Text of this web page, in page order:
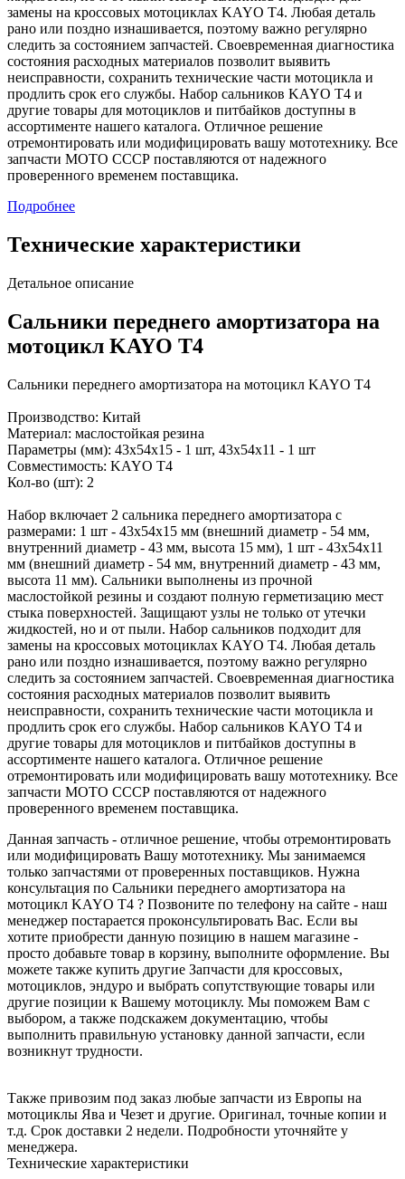
замены на кроссовых мотоциклах KAYO T4. Любая деталь
рано или поздно изнашивается, поэтому важно регулярно
следить за состоянием запчастей. Своевременная диагностика
состояния расходных материалов позволит выявить
неисправности, сохранить технические части мотоцикла и
продлить срок его службы. Набор сальников KAYO T4 и
другие товары для мотоциклов и питбайков доступны в
ассортименте нашего каталога. Отличное решение
отремонтировать или модифицировать вашу мототехнику. Все
запчасти МОТО СССР поставляются от надежного
проверенного временем поставщика.
Подробнее
Технические характеристики
Детальное описание
Сальники переднего амортизатора на
мотоцикл KAYO T4
Сальники переднего амортизатора на мотоцикл KAYO T4
Производство: Китай
Материал: маслостойкая резина
Параметры (мм): 43х54х15 - 1 шт, 43х54х11 - 1 шт
Совместимость: KAYO T4
Кол-во (шт): 2
Набор включает 2 сальника переднего амортизатора с
размерами: 1 шт - 43х54х15 мм (внешний диаметр - 54 мм,
внутренний диаметр - 43 мм, высота 15 мм), 1 шт - 43х54х11
мм (внешний диаметр - 54 мм, внутренний диаметр - 43 мм,
высота 11 мм). Сальники выполнены из прочной
маслостойкой резины и создают полную герметизацию мест
стыка поверхностей. Защищают узлы не только от утечки
жидкостей, но и от пыли. Набор сальников подходит для
замены на кроссовых мотоциклах KAYO T4. Любая деталь
рано или поздно изнашивается, поэтому важно регулярно
следить за состоянием запчастей. Своевременная диагностика
состояния расходных материалов позволит выявить
неисправности, сохранить технические части мотоцикла и
продлить срок его службы. Набор сальников KAYO T4 и
другие товары для мотоциклов и питбайков доступны в
ассортименте нашего каталога. Отличное решение
отремонтировать или модифицировать вашу мототехнику. Все
запчасти МОТО СССР поставляются от надежного
проверенного временем поставщика.
Данная запчасть - отличное решение, чтобы отремонтировать
или модифицировать Вашу мототехнику. Мы занимаемся
только запчастями от проверенных поставщиков. Нужна
консультация по Сальники переднего амортизатора на
мотоцикл KAYO T4 ? Позвоните по телефону на сайте - наш
менеджер постарается проконсультировать Вас. Если вы
хотите приобрести данную позицию в нашем магазине -
просто добавьте товар в корзину, выполните оформление. Вы
можете также купить другие Запчасти для кроссовых,
мотоциклов, эндуро и выбрать сопутствующие товары или
другие позиции к Вашему мотоциклу. Мы поможем Вам с
выбором, а также подскажем документацию, чтобы
выполнить правильную установку данной запчасти, если
возникнут трудности.
Также привозим под заказ любые запчасти из Европы на
мотоциклы Ява и Чезет и другие. Оригинал, точные копии и
т.д. Срок доставки 2 недели. Подробности уточняйте у
менеджера.
Технические характеристики